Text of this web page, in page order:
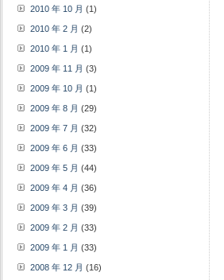
2010 年 10 月 (1)
2010 年 2 月 (2)
2010 年 1 月 (1)
2009 年 11 月 (3)
2009 年 10 月 (1)
2009 年 8 月 (29)
2009 年 7 月 (32)
2009 年 6 月 (33)
2009 年 5 月 (44)
2009 年 4 月 (36)
2009 年 3 月 (39)
2009 年 2 月 (33)
2009 年 1 月 (33)
2008 年 12 月 (16)